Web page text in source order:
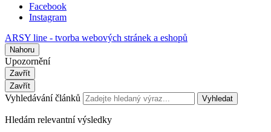
Facebook
Instagram
ARSY line - tvorba webových stránek a eshopů
Nahoru
Upozornění
Zavřít
Zavřít
Vyhledávání článků Vyhledat
Hledám relevantní výsledky